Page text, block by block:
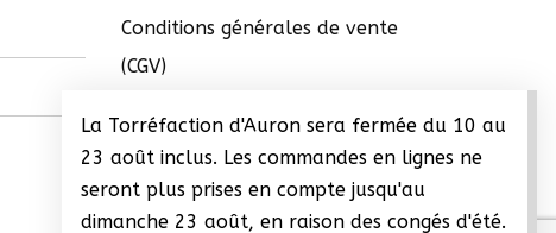
La Torréfaction d'Auron sera fermée du 10 au
23 août inclus. Les commandes en lignes ne
seront plus prises en compte jusqu'au
dimanche 23 août, en raison des congés d'été.
Conditions générales de vente
(CGV)